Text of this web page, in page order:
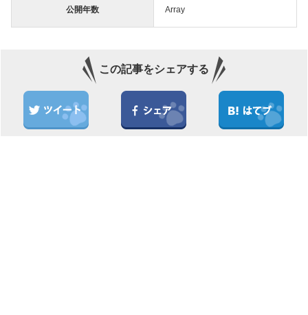
公開年数 Array
この記事をシェアする